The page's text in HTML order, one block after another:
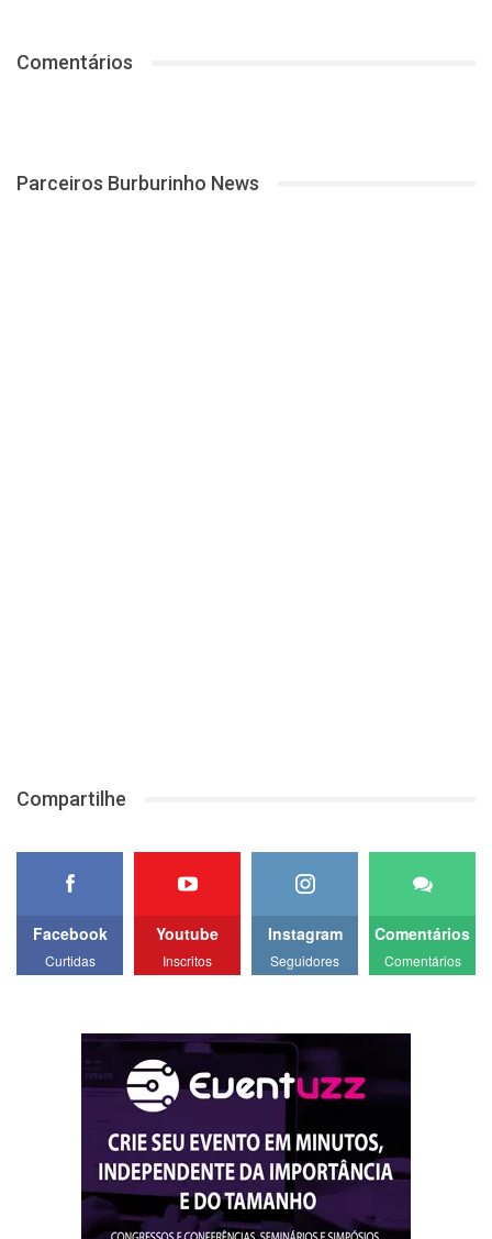
Comentários
Parceiros Burburinho News
Compartilhe
Facebook
Curtidas
Youtube
Inscritos
Instagram
Seguidores
Comentários
Comentários